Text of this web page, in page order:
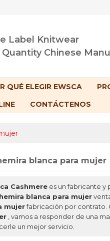
Label Knitwear
Quantity Chinese
QUÉ ELEGIR EWSCA
CONTÁCTENOS
blanca para mujer
Cashmere es un fabricante y
blanca para mujer
mujerfabricación por contrato.
, vamos a responder de una
un mejor servicio.